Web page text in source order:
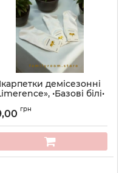
демісезонні
•Базові білі•
грн